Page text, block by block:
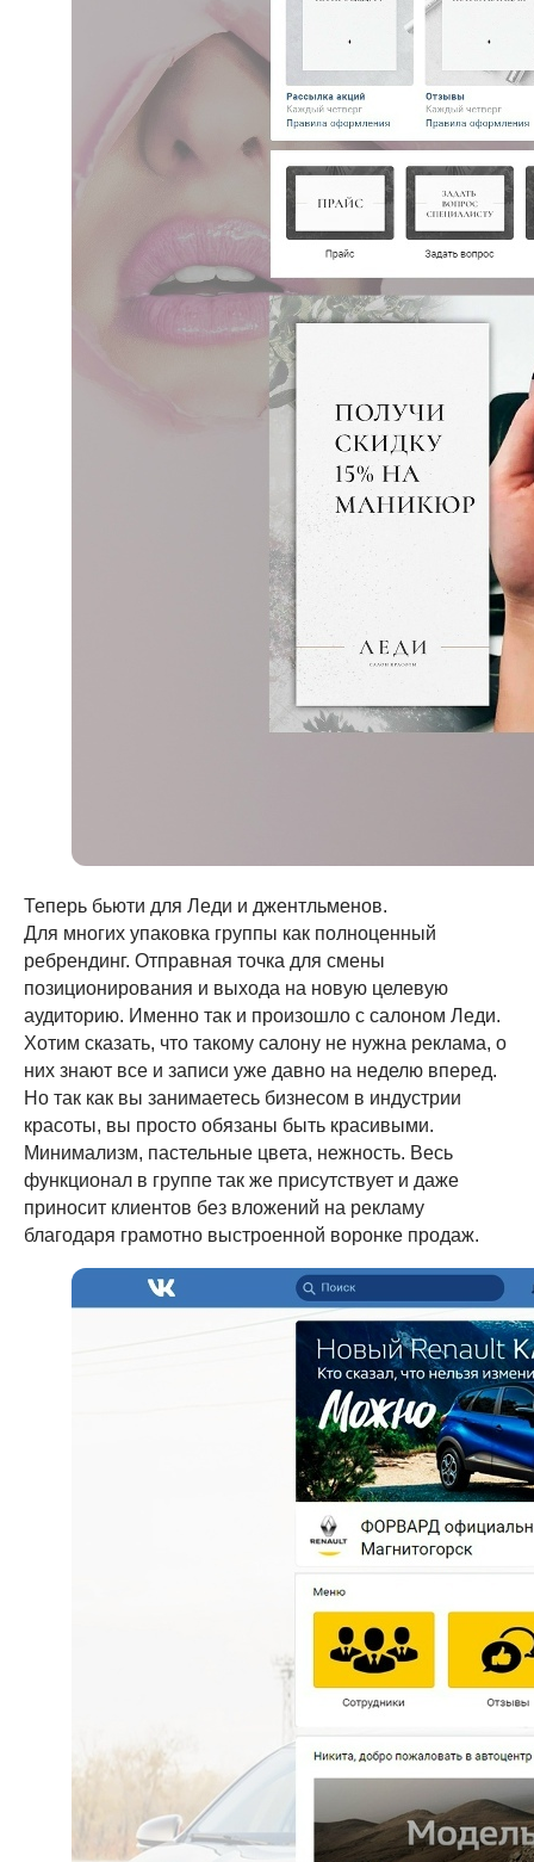
Теперь бьюти для Леди и джентльменов.
Для многих упаковка группы как полноценный
ребрендинг. Отправная точка для смены
позиционирования и выхода на новую целевую
аудиторию. Именно так и произошло с салоном Леди.
Хотим сказать, что такому салону не нужна реклама, о
них знают все и записи уже давно на неделю вперед.
Но так как вы занимаетесь бизнесом в индустрии
красоты, вы просто обязаны быть красивыми.
Минимализм, пастельные цвета, нежность. Весь
функционал в группе так же присутствует и даже
приносит клиентов без вложений на рекламу
благодаря грамотно выстроенной воронке продаж.